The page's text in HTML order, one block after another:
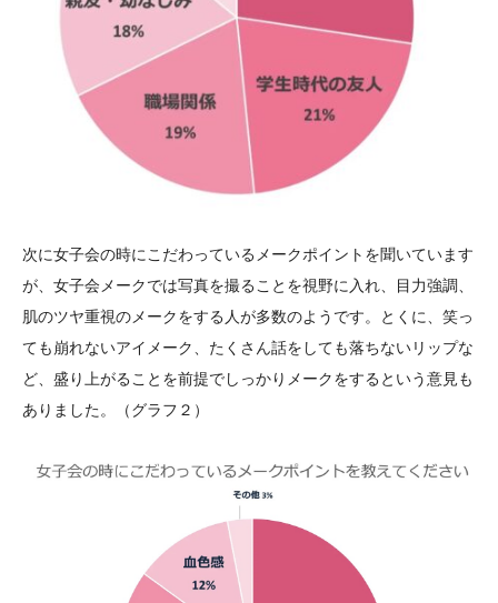
次に女子会の時にこだわっているメークポイントを聞いています
が、女子会メークでは写真を撮ることを視野に入れ、目力強調、
肌のツヤ重視のメークをする人が多数のようです。とくに、笑っ
ても崩れないアイメーク、たくさん話をしても落ちないリップな
ど、盛り上がることを前提でしっかりメークをするという意見も
ありました。（グラフ２）